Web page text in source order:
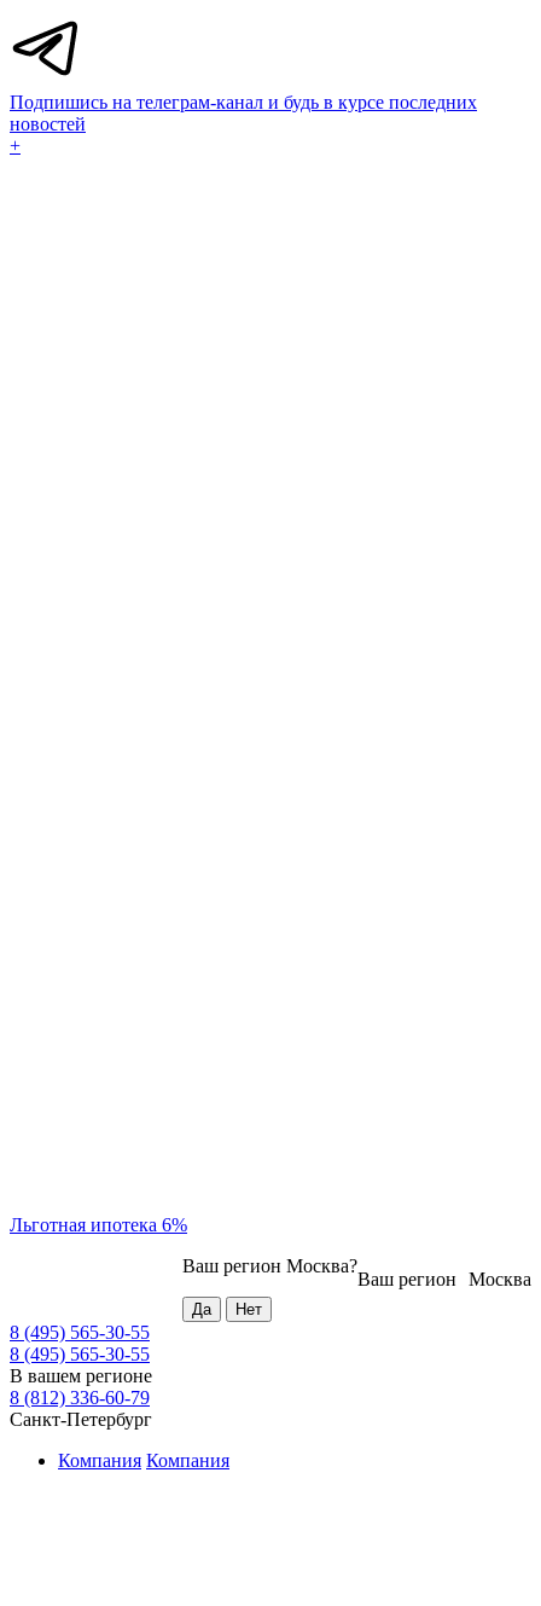
Подпишись на телеграм-канал и будь в курсе последних
новостей
+
Льготная ипотека 6%
Москва
Ваш регион
Ваш регион Москва?
8 (495) 565-30-55
8 (495) 565-30-55
В вашем регионе
8 (812) 336-60-79
Санкт-Петербург
Компания Компания